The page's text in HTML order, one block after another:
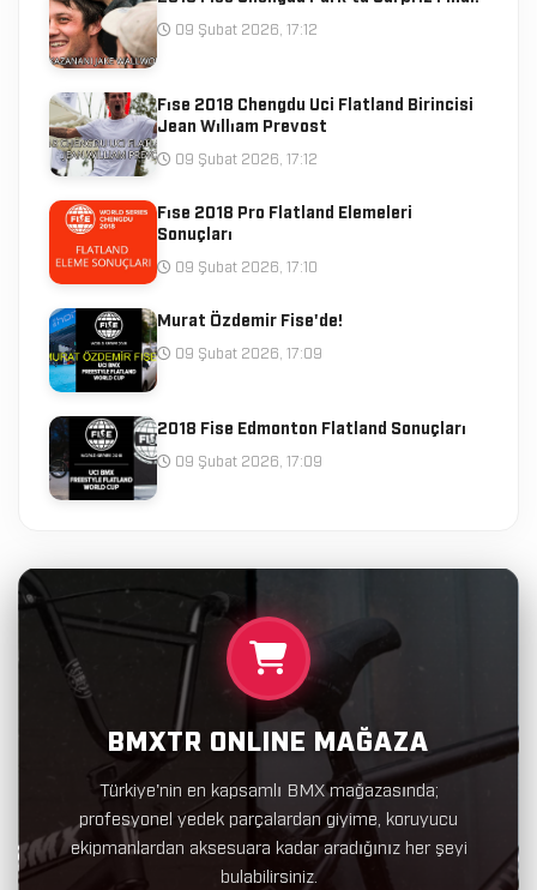
09 Şubat 2026, 17:12
Fıse 2018 Chengdu Uci Flatland Birincisi
Jean Wıllıam Prevost
09 Şubat 2026, 17:12
Fıse 2018 Pro Flatland Elemeleri
Sonuçları
09 Şubat 2026, 17:10
Murat Özdemir Fise'de!
09 Şubat 2026, 17:09
2018 Fise Edmonton Flatland Sonuçları
09 Şubat 2026, 17:09
BMXTR ONLINE MAĞAZA
Türkiye'nin en kapsamlı BMX mağazasında;
profesyonel yedek parçalardan giyime, koruyucu
ekipmanlardan aksesuara kadar aradığınız her şeyi
bulabilirsiniz.